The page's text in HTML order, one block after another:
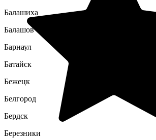
Балашиха
Балашов
Барнаул
Батайск
Бежецк
Белгород
Бердск
Березники